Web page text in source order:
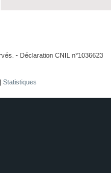
- Déclaration CNIL n°1036623
| Statistiques